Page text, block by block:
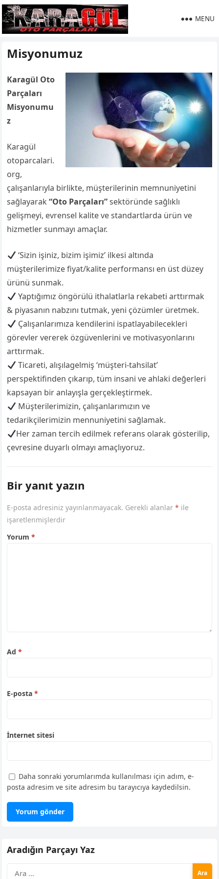
MENU
Misyonumuz
Karagül Oto
Parçaları
Misyonumu
z
Karagül
otoparcalari.
org,
çalışanlarıyla birlikte, müşterilerinin memnuniyetini
sağlayarak“Oto Parçaları”sektöründe sağlıklı
gelişmeyi, evrensel kalite ve standartlarda ürün ve
hizmetler sunmayı amaçlar.
‘Sizin işiniz, bizim işimiz’ ilkesi altında
müşterilerimize fiyat/kalite performansı en üst düzey
ürünü sunmak.
Yaptığımız öngörülü ithalatlarla rekabeti arttırmak
& piyasanın nabzını tutmak, yeni çözümler üretmek.
Çalışanlarımıza kendilerini ispatlayabilecekleri
görevler vererek özgüvenlerini ve motivasyonlarını
arttırmak.
Ticareti, alışılagelmiş ‘müşteri-tahsilat’
perspektifinden çıkarıp, tüm insani ve ahlaki değerleri
kapsayan bir anlayışla gerçekleştirmek.
Müşterilerimizin, çalışanlarımızın ve
tedarikçilerimizin mennuniyetini sağlamak.
Her zaman tercih edilmek referans olarak gösterilip,
çevresine duyarlı olmayı amaçlıyoruz.
Bir yanıt yazın
E-posta adresiniz yayınlanmayacak. Gerekli alanlar* ile
işaretlenmişlerdir
Yorum*
Ad*
E-posta*
İnternet sitesi
Daha sonraki yorumlarımda kullanılması için adım, e-
posta adresim ve site adresim bu tarayıcıya kaydedilsin.
Aradığın Parçayı Yaz